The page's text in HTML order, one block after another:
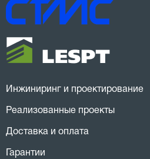
Инжиниринг и проектирование
Реализованные проекты
Доставка и оплата
Гарантии